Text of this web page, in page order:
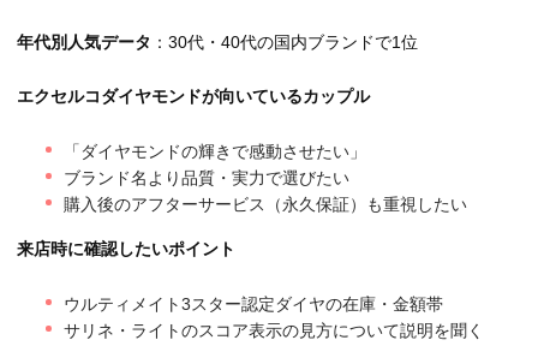
年代別人気データ ：30代・40代の国内ブランドで1位
エクセルコダイヤモンドが向いているカップル
「ダイヤモンドの輝きで感動させたい」
ブランド名より品質・実力で選びたい
購入後のアフターサービス（永久保証）も重視したい
来店時に確認したいポイント
ウルティメイト3スター認定ダイヤの在庫・金額帯
サリネ・ライトのスコア表示の見方について説明を聞く